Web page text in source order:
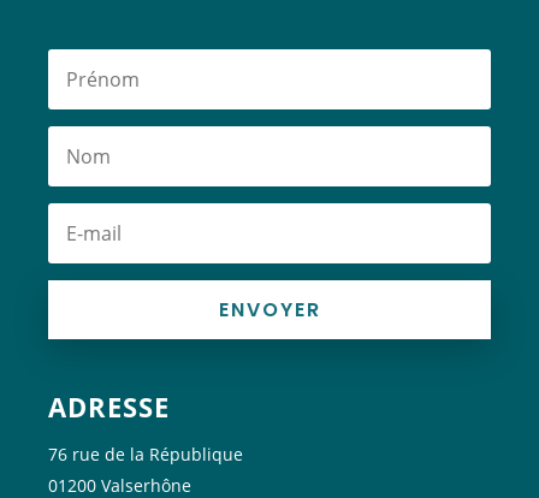
ENVOYER
ADRESSE
76 rue de la République
01200 Valserhône